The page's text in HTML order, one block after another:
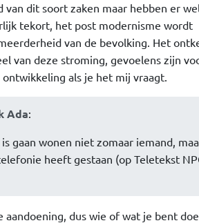
dit soort zaken maar hebben er
tekort, het post modernisme wordt
van de bevolking. Het
van deze stroming, gevoelens zijn
als je het mij vraagt.
Ada:
gaan wonen niet zomaar iemand,
heeft gestaan (op Teletekst
dus wie of wat je bent